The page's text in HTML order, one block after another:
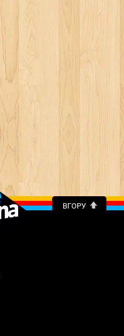
ВГОРУ